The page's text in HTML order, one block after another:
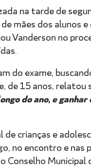
na tarde de
mães dos alunos e
Vanderson no
do exame,
de 15 anos, relatou
do ano, e ganhar
crianças e
no encontro e nas
Conselho Municipal